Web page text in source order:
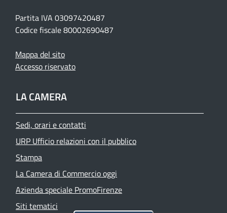
Partita IVA 03097420487
Codice fiscale 80002690487
Mappa del sito
Accesso riservato
LA CAMERA
Sedi, orari e contatti
URP Ufficio relazioni con il pubblico
Stampa
La Camera di Commercio oggi
Azienda speciale PromoFirenze
Siti tematici